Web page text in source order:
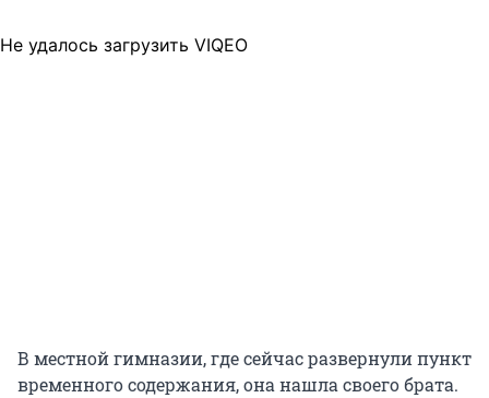
Не удалось загрузить VIQEO
В местной гимназии, где сейчас развернули пункт
временного содержания, она нашла своего брата.